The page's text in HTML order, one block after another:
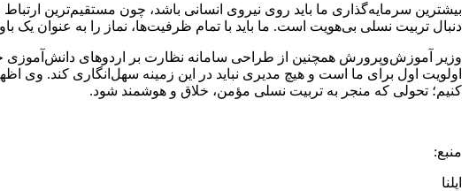
بیشترین سرمایه‌گذاری ما باید روی نیروی انسانی باشد، چون مستقیم‌ترین
دنبال تربیت نسلی بی‌هویت است. ما باید با تمام ظرفیت‌ها، نماز را به عنوان یک
وزیر آموزش‌وپرورش همچنین از طراحی سامانه نظارت بر اردوهای دانش‌آموزی
اولویت اول برای ما است و هیچ مدیری نباید در این زمینه سهل‌انگاری کند. وی
کنیم؛ تحولی که منجر به تربیت نسلی مؤمن، خلاق و هوشمند شود.
منبع:
ایلنا